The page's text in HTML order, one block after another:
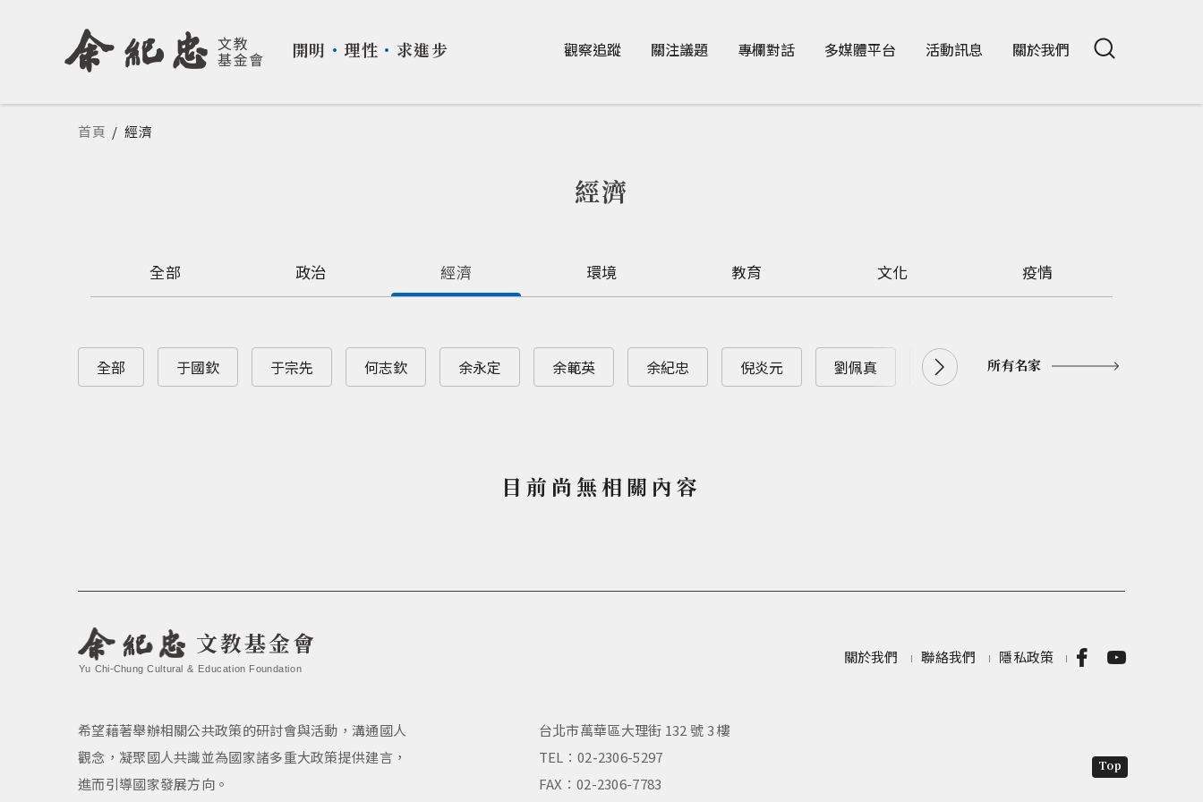
開明 ・ 理性 ・ 求進步 觀察追蹤 關注議題 專欄對話 多媒體平台 活動訊息 關於我們
您在這裡
首頁 / 經濟
經濟
全部 政治 經濟 環境 教育 文化 疫情
全部 于國欽 于宗先 何志欽 余永定 余範英 余紀忠 倪炎元 劉佩真 劉兆漢 劉大年 劉憶如
所有名家
目前尚無相關內容
文教基金會
Yu Chi-Chung Cultural & Education Foundation
關於我們 聯絡我們 隱私政策
希望藉著舉辦相關公共政策的研討會與活動，溝通國人
觀念，凝聚國人共識並為國家諸多重大政策提供建言，
進而引導國家發展方向。
台北市萬華區大理街 132 號 3 樓
TEL：02-2306-5297
FAX：02-2306-7783
Top